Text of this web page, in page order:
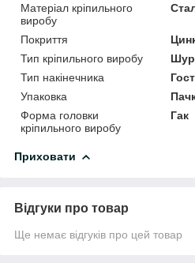
Матеріал кріпильного
виробу
Покриття
Тип кріпильного виробу
Тип накінечника
Упаковка
Форма головки
кріпильного виробу
Гак
Приховати
Відгуки про товар
Ще немає відгуків про цей товар